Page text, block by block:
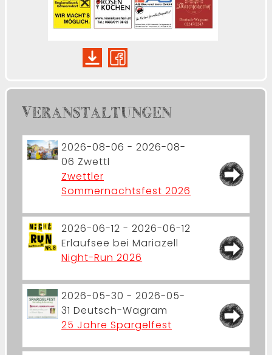
VERANSTALTUNGEN
2026-08-06 - 2026-08-
06 Zwettl
Zwettler
Sommernachtsfest 2026
2026-06-12 - 2026-06-12
Erlaufsee bei Mariazell
Night-Run 2026
2026-05-30 - 2026-05-
31 Deutsch-Wagram
25 Jahre Spargelfest